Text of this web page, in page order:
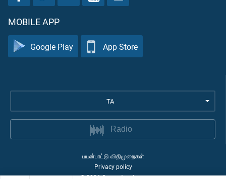
MOBILE APP
Google Play App Store
TA
Radio
பயன்பாட்டு விதிமுறைகள்
Privacy policy
©2026Quran Academy